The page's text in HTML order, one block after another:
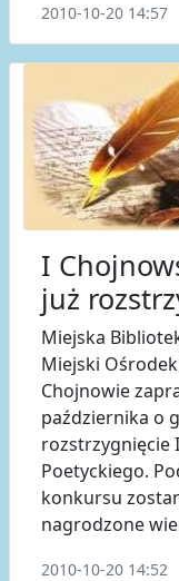
2010-10-20 14:57
I
już
Miejska
Miejski
Chojnowie
października o
rozstrzygnięcie
Poetyckiego.
konkursu
nagrodzone
2010-10-20 14:52